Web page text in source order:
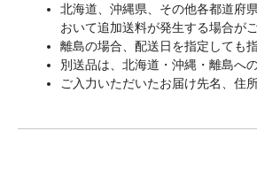
北海道、沖縄県、その他各都道府
おいて追加送料が発生する場合が
離島の場合、配送日を指定しても
別送品は、北海道・沖縄・離島へ
ご入力いただいたお届け先名、住